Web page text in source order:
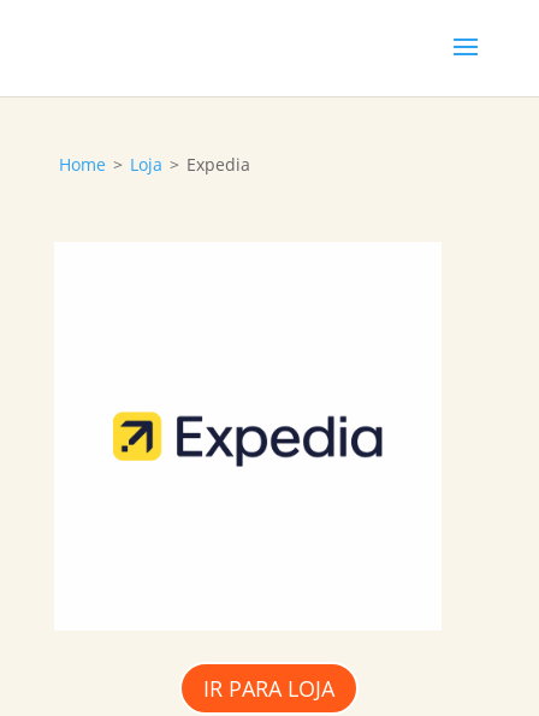
Home > Loja > Expedia
IR PARA LOJA